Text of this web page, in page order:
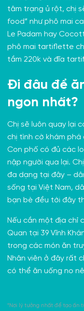
tâm trạng ủ rột, chị
food” như phô mai
Le Padam hay
phô mai tartiflette
tầm 220k và đĩa
Đi đâu để
ngon nhất?
Chị sẽ luôn quay lại
chị tình cờ khám phá
Con phố có đủ các
nập người qua lại.
đa dạng tại đây –
sống tại Việt Nam,
bạn bè đều tới đây
Nếu cần một địa chỉ
Quan tại 39 Vĩnh
trong các món ăn
Nhân viên ở đây rất
có thể ăn uống no
“Nơi lý tưởng nhất để tạo ấn